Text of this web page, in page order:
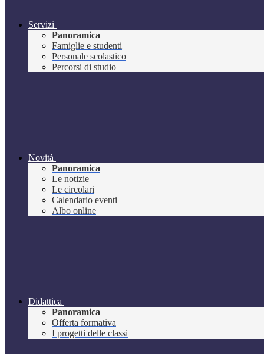
Servizi
Panoramica
Famiglie e studenti
Personale scolastico
Percorsi di studio
Novità
Panoramica
Le notizie
Le circolari
Calendario eventi
Albo online
Didattica
Panoramica
Offerta formativa
I progetti delle classi